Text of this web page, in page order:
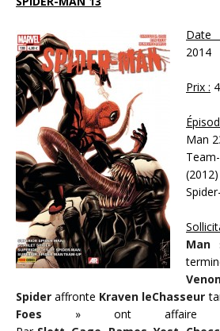
Date
2014
Prix :
Man
Man
Spider affronte Kraven leChasseur
Foes » ont